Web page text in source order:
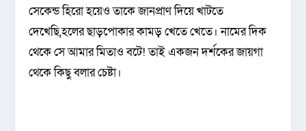
সেকেন্ড হিরো হয়েও তাকে জানপ্রাণ দিয়ে খাটতে
দেখেছি,হলের ছাড়পোকার কামড় খেতে খেতে। নামের দিক
থেকে সে আমার মিতাও বটে! তাই একজন দর্শকের জায়গা
থেকে কিছু বলার চেষ্টা।